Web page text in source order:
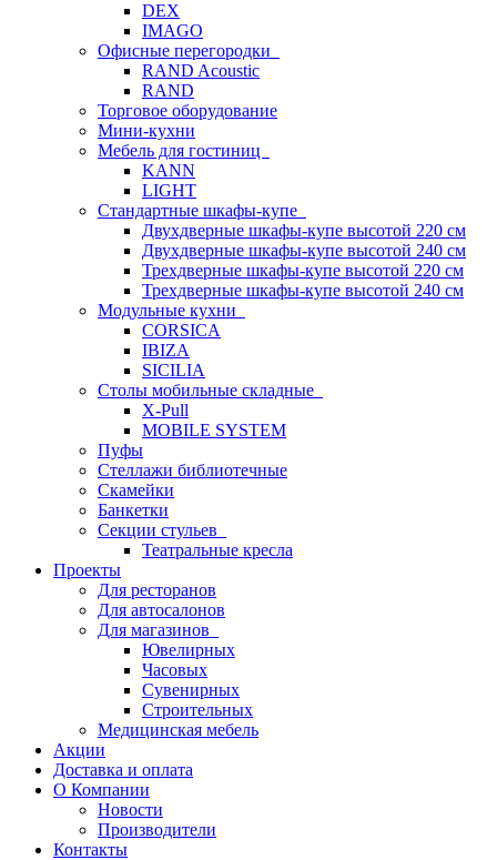
DEX
IMAGO
Офисные перегородки
RAND Acoustic
RAND
Торговое оборудование
Мини-кухни
Мебель для гостиниц
KANN
LIGHT
Стандартные шкафы-купе
Двухдверные шкафы-купе высотой 220 см
Двухдверные шкафы-купе высотой 240 см
Трехдверные шкафы-купе высотой 220 см
Трехдверные шкафы-купе высотой 240 см
Модульные кухни
CORSICA
IBIZA
SICILIA
Столы мобильные складные
X-Pull
MOBILE SYSTEM
Пуфы
Стеллажи библиотечные
Скамейки
Банкетки
Секции стульев
Театральные кресла
Проекты
Для ресторанов
Для автосалонов
Для магазинов
Ювелирных
Часовых
Сувенирных
Строительных
Медицинская мебель
Акции
Доставка и оплата
О Компании
Новости
Производители
Контакты